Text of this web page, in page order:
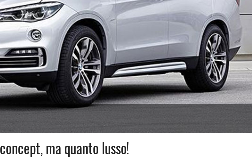
ma quanto lusso!